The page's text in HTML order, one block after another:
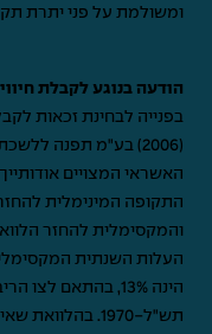
ומשולמת על פני יתרת
הודעה בנוגע לקבלת
בפנייה לבחינת זכאות
(2006) בע"מ תפנה
האשראי המצויים
העלות השנתית
הינה 13%, בהתאם
תש"ל-1970.